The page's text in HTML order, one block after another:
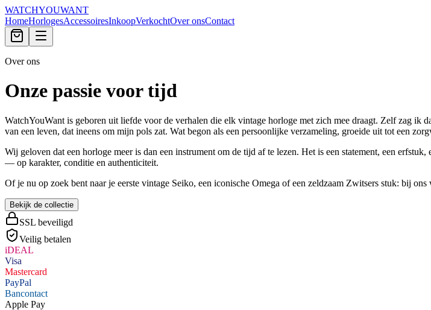
WATCHYOUWANT
HomeHorlogesAccessoiresInkoopVerkochtOver onsContact
Over ons
Onze passie voor tijd
WatchYouWant is geboren uit liefde voor de verhalen die elk vintage horloge met zich mee draagt. Zelf zag
van een leven, dat ineens om mijn pols zat. Wat begon als een persoonlijke verzameling, groeide uit tot een
Wij geloven dat een horloge meer is dan een instrument om de tijd af te lezen. Het is een statement, een
— op karakter, conditie en authenticiteit.
Of je nu op zoek bent naar je eerste vintage Seiko, een iconische Omega of een zeldzaam Zwitsers stuk: bij
Bekijk de collectie
SSL beveiligd
Veilig betalen
iDEAL
Visa
Mastercard
PayPal
Bancontact
Apple Pay